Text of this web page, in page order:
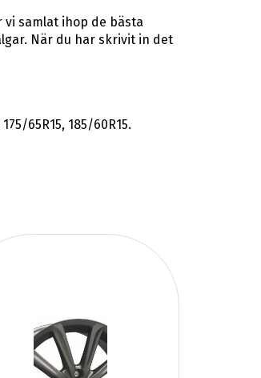
samlat ihop de bästa
När du har skrivit in det
65R15, 185/60R15.